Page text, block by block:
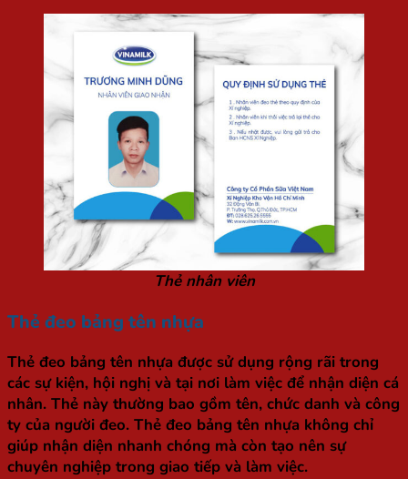
Thẻ nhân viên
Thẻ đeo bảng tên nhựa
Thẻ đeo bảng tên nhựa được sử dụng rộng rãi trong
các sự kiện, hội nghị và tại nơi làm việc để nhận diện cá
nhân. Thẻ này thường bao gồm tên, chức danh và công
ty của người đeo. Thẻ đeo bảng tên nhựa không chỉ
giúp nhận diện nhanh chóng mà còn tạo nên sự
chuyên nghiệp trong giao tiếp và làm việc.